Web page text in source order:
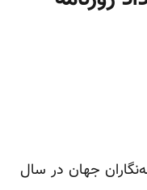
جهان در سال